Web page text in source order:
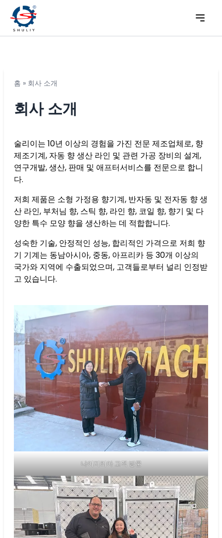
홈 » 회사 소개
회사 소개
술리이는 10년 이상의 경험을 가진 전문 제조업체로, 향
제조기계, 자동 향 생산 라인 및 관련 가공 장비의 설계,
연구개발, 생산, 판매 및 애프터서비스를 전문으로 합니
다.
저희 제품은 소형 가정용 향기계, 반자동 및 전자동 향 생
산 라인, 부처님 향, 스틱 향, 라인 향, 코일 향, 향기 및 다
양한 특수 모양 향을 생산하는 데 적합합니다.
성숙한 기술, 안정적인 성능, 합리적인 가격으로 저희 향
기 기계는 동남아시아, 중동, 아프리카 등 30개 이상의
국가와 지역에 수출되었으며, 고객들로부터 널리 인정받
고 있습니다.
나이지리아 고객 방문